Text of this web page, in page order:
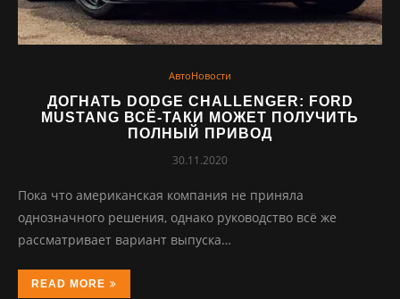
АвтоНовости
ДОГНАТЬ DODGE CHALLENGER: FORD
MUSTANG ВСЁ-ТАКИ МОЖЕТ ПОЛУЧИТЬ
ПОЛНЫЙ ПРИВОД
30.11.2020
Пока что американская компания не приняла
однозначного решения, однако руководство всё же
рассматривает вариант выпуска…
READ MORE